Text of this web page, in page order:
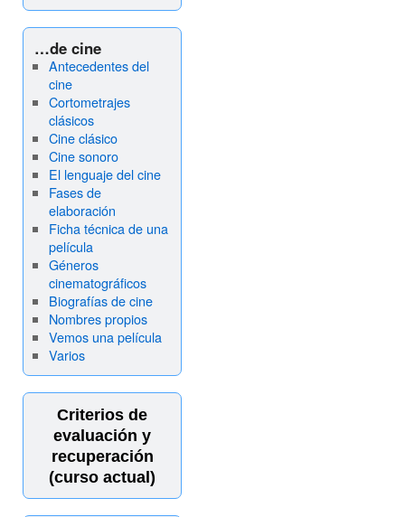
…de cine
Antecedentes del
cine
Cortometrajes
clásicos
Cine clásico
Cine sonoro
El lenguaje del cine
Fases de
elaboración
Ficha técnica de una
película
Géneros
cinematográficos
Biografías de cine
Nombres propios
Vemos una película
Varios
Criterios de
evaluación y
recuperación
(curso actual)